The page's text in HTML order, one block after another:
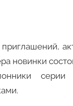
новинки